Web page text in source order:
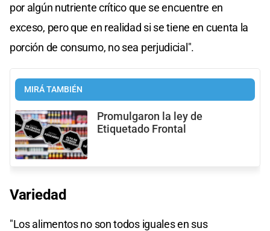
por algún nutriente crítico que se encuentre en
exceso, pero que en realidad si se tiene en cuenta la
porción de consumo, no sea perjudicial".
MIRÁ TAMBIÉN
Promulgaron la ley de
Etiquetado Frontal
Variedad
"Los alimentos no son todos iguales en sus